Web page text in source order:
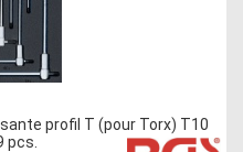
profil T (pour Torx) T10
pcs.